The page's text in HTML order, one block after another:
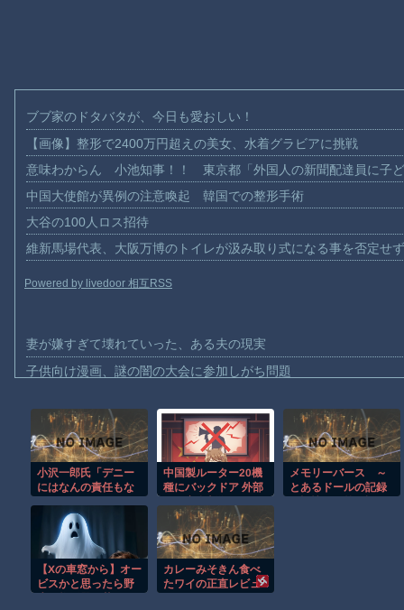
ブブ家のドタバタが、今日も愛おしい！
【画像】整形で2400万円超えの美女、水着グラビアに挑戦
意味わからん 小池知事！！ 東京都「外国人の新聞配達員に子
中国大使館が異例の注意喚起 韓国での整形手術
大谷の100人ロス招待
維新馬場代表、大阪万博のトイレが汲み取り式になる事を否定せ
Powered by livedoor 相互RSS
妻が嫌すぎて壊れていった、ある夫の現実
子供向け漫画、謎の闇の大会に参加しがち問題
【動画】両方馬鹿（笑）ミニストップでトラックと衝突したドラ
【動画】地震発生時の熊本総合病院の手術室の様子が(((ﾟДﾟ)))
【動画】野菜売りのおじさんにドローンを特攻させるおそロシア
【朗報】大人気漫画「GANTZ」がAmazonでなんと全巻100円ｗ
まだ墓石があるだけマシと見るべきか。今はもう合葬墓ばかり
【動画】新型のさすまた、限界突破ｗｗｗｗｗｗ
小沢一郎氏「デニー
にはなんの責任もな
う…」
中国製ルーター20機
種にバックドア 外部
機能が仕込まれてい
た
メモリーバース ～
とあるドールの記録
【Xの車窓から】オー
ビスかと思ったら野
カレーみそきん食べ
たワイの正直レビュ